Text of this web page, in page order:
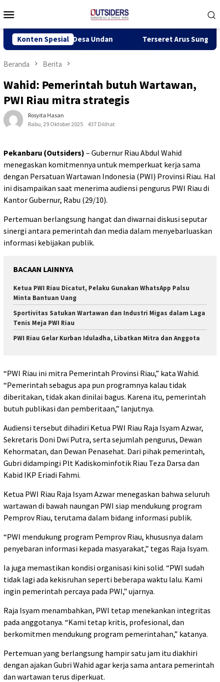
ke
Mobile
Konten Spesial
Warga Desa Undan Terseret Arus Sungai Siak,
Beranda Berita
Wahid: Pemerintah butuh Wartawan,
PWI Riau mitra strategis
Rosyita Hasan
Rabu, 29 Oktober 2025
437 Dilihat
Pekanbaru (Outsiders) – Gubernur Riau Abdul Wahid
menegaskan komitmennya untuk memperkuat kerja sama
dengan Persatuan Wartawan Indonesia (PWI) Provinsi Riau. Hal
ini disampaikan saat menerima audiensi pengurus PWI Riau di
Kantor Gubernur, Rabu (29/10).
Pertemuan berlangsung hangat dan diwarnai diskusi seputar
sinergi antara pemerintah dan media dalam menyebarluaskan
informasi kebijakan publik.
BACAAN LAINNYA
Ketua PWI Riau Dicatut, Pelaku Gunakan WhatsApp Palsu
Minta Bantuan Uang
Sportivitas Satukan Wartawan dan Industri Migas dalam Laga
Tenis Meja PWI Riau
PWI Riau Gelar Kurban Iduladha, Libatkan Mitra dan Anggota
“PWI Riau ini mitra Pemerintah Provinsi Riau,” kata Wahid.
“Pemerintah sebagus apa pun programnya kalau tidak
diberitakan, tidak akan dinilai bagus. Karena itu, pemerintah
butuh publikasi dan pemberitaan,” lanjutnya.
Audiensi tersebut dihadiri Ketua PWI Riau Raja Isyam Azwar,
Sekretaris Doni Dwi Putra, serta sejumlah pengurus, Dewan
Kehormatan, dan Dewan Penasehat. Dari pihak pemerintah,
Gubri didampingi Plt Kadiskominfotik Riau Teza Darsa dan
Kabid IKP Eriadi Fahmi.
Ketua PWI Riau Raja Isyam Azwar menegaskan bahwa seluruh
wartawan di bawah naungan PWI siap mendukung program
Pemprov Riau, terutama dalam bidang informasi publik.
“PWI mendukung program Pemprov Riau, khususnya dalam
penyebaran informasi kepada masyarakat,” tegas Raja Isyam.
Ia juga memastikan kondisi organisasi kini solid. “PWI sudah
tidak lagi ada kekisruhan seperti beberapa waktu lalu. Kami
ingin pemerintah percaya pada PWI,” ujarnya.
Raja Isyam menambahkan, PWI tetap menekankan integritas
pada anggotanya. “Kami tetap kritis, profesional, dan
berkomitmen mendukung program pemerintahan,” katanya.
Pertemuan yang berlangsung hampir satu jam itu diakhiri
dengan ajakan Gubri Wahid agar kerja sama antara pemerintah
dan wartawan terus diperkuat.